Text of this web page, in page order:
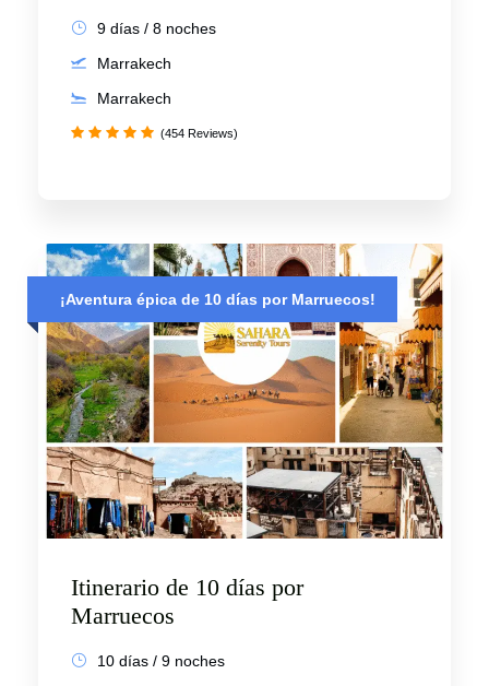
9 días / 8 noches
Marrakech
Marrakech
(454 Reviews)
¡Aventura épica de 10 días por Marruecos!
Itinerario de 10 días por
Marruecos
10 días / 9 noches